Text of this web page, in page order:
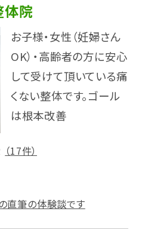
体院
お子様・女性（妊婦さん
OK）・高齢者の方に安心
して受けて頂いている痛
くない整体です。ゴール
は根本改善
（17件）
直筆の体験談です